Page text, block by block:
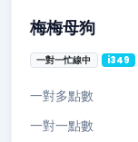
梅梅母狗
一對一忙線中 i349
一對多點數
一對一點數